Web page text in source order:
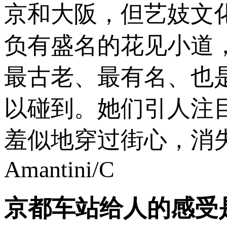
京和大阪，但艺妓文
负有盛名的花见小道
最古老、最有名、也
以碰到。她们引人注
羞似地穿过街心，消
Amantini/C
京都车站给人的感